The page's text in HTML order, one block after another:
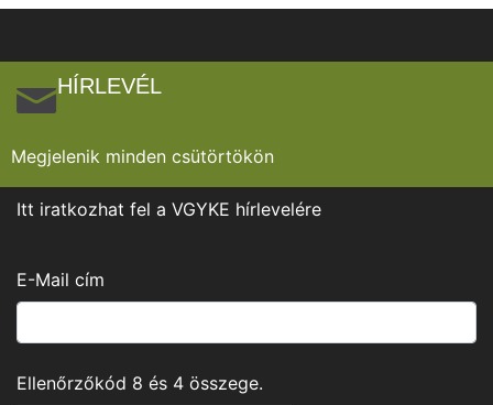
HÍRLEVÉL
Megjelenik minden csütörtökön
Itt iratkozhat fel a VGYKE hírlevelére
E-Mail cím
Ellenőrzőkód 8 és 4 összege.